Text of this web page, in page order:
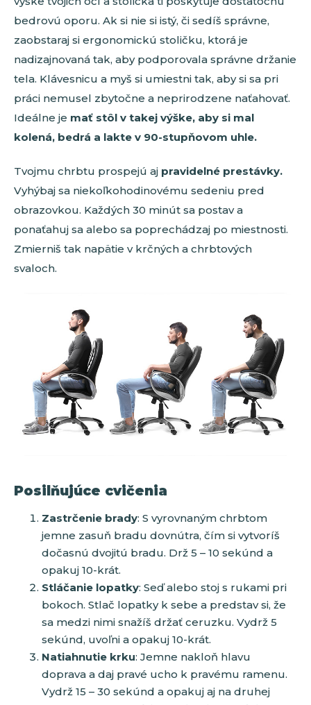
bedrovú oporu. Ak si nie si istý, či sedíš správne,
zaobstaraj si ergonomickú stoličku, ktorá je
nadizajnovaná tak, aby podporovala správne držanie
tela. Klávesnicu a myš si umiestni tak, aby si sa pri
práci nemusel zbytočne a neprirodzene naťahovať.
Ideálne je mať stôl v takej výške, aby si mal
kolená, bedrá a lakte v 90-stupňovom uhle.
Tvojmu chrbtu prospejú aj pravidelné prestávky.
Vyhýbaj sa niekoľkohodinovému sedeniu pred
obrazovkou. Každých 30 minút sa postav a
ponaťahuj sa alebo sa poprechádzaj po miestnosti.
Zmierniš tak napätie v krčných a chrbtových
svaloch.
Posilňujúce cvičenia
Zastrčenie brady: S vyrovnaným chrbtom
jemne zasuň bradu dovnútra, čím si vytvoríš
dočasnú dvojitú bradu. Drž 5 – 10 sekúnd a
opakuj 10-krát.
Stláčanie lopatky: Seď alebo stoj s rukami pri
bokoch. Stlač lopatky k sebe a predstav si, že
sa medzi nimi snažíš držať ceruzku. Vydrž 5
sekúnd, uvoľni a opakuj 10-krát.
Natiahnutie krku: Jemne nakloň hlavu
doprava a daj pravé ucho k pravému ramenu.
Vydrž 15 – 30 sekúnd a opakuj aj na druhej